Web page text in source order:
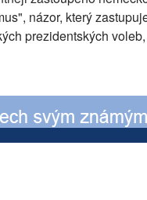
názor, který
prezidentských